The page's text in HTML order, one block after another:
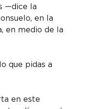
—dice la
en la
en medio de la
que pidas a
en este